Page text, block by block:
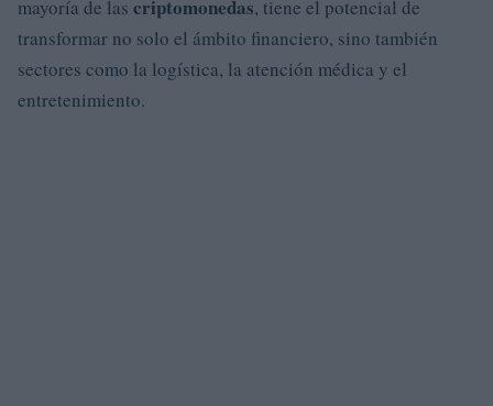
mayoría de las criptomonedas, tiene el potencial de
transformar no solo el ámbito financiero, sino también
sectores como la logística, la atención médica y el
entretenimiento.